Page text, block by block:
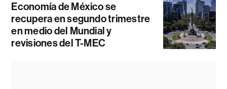
Economía de México se
recupera en segundo trimestre
en medio del Mundial y
revisiones del T-MEC